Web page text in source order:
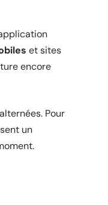
et sites
encore
Pour
un